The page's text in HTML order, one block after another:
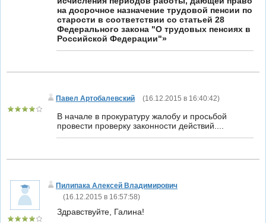
на досрочное назначение трудовой пенсии по
старости в соответствии со статьей 28
Федерального закона "О трудовых пенсиях в
Российской Федерации"»
Павел Артобалевский (16.12.2015 в 16:40:42)
В начале в прокуратуру жалобу и просьбой
провести проверку законности действий....
Пилипака Алексей Владимирович
(16.12.2015 в 16:57:58)
Здравствуйте, Галина!